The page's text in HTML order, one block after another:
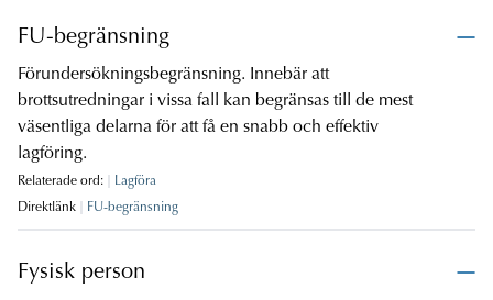
FU-begränsning
Förundersökningsbegränsning. Innebär att
brottsutredningar i vissa fall kan begränsas till de mest
väsentliga delarna för att få en snabb och effektiv
lagföring.
Relaterade ord:
Lagföra
Direktlänk
FU-begränsning
Fysisk person